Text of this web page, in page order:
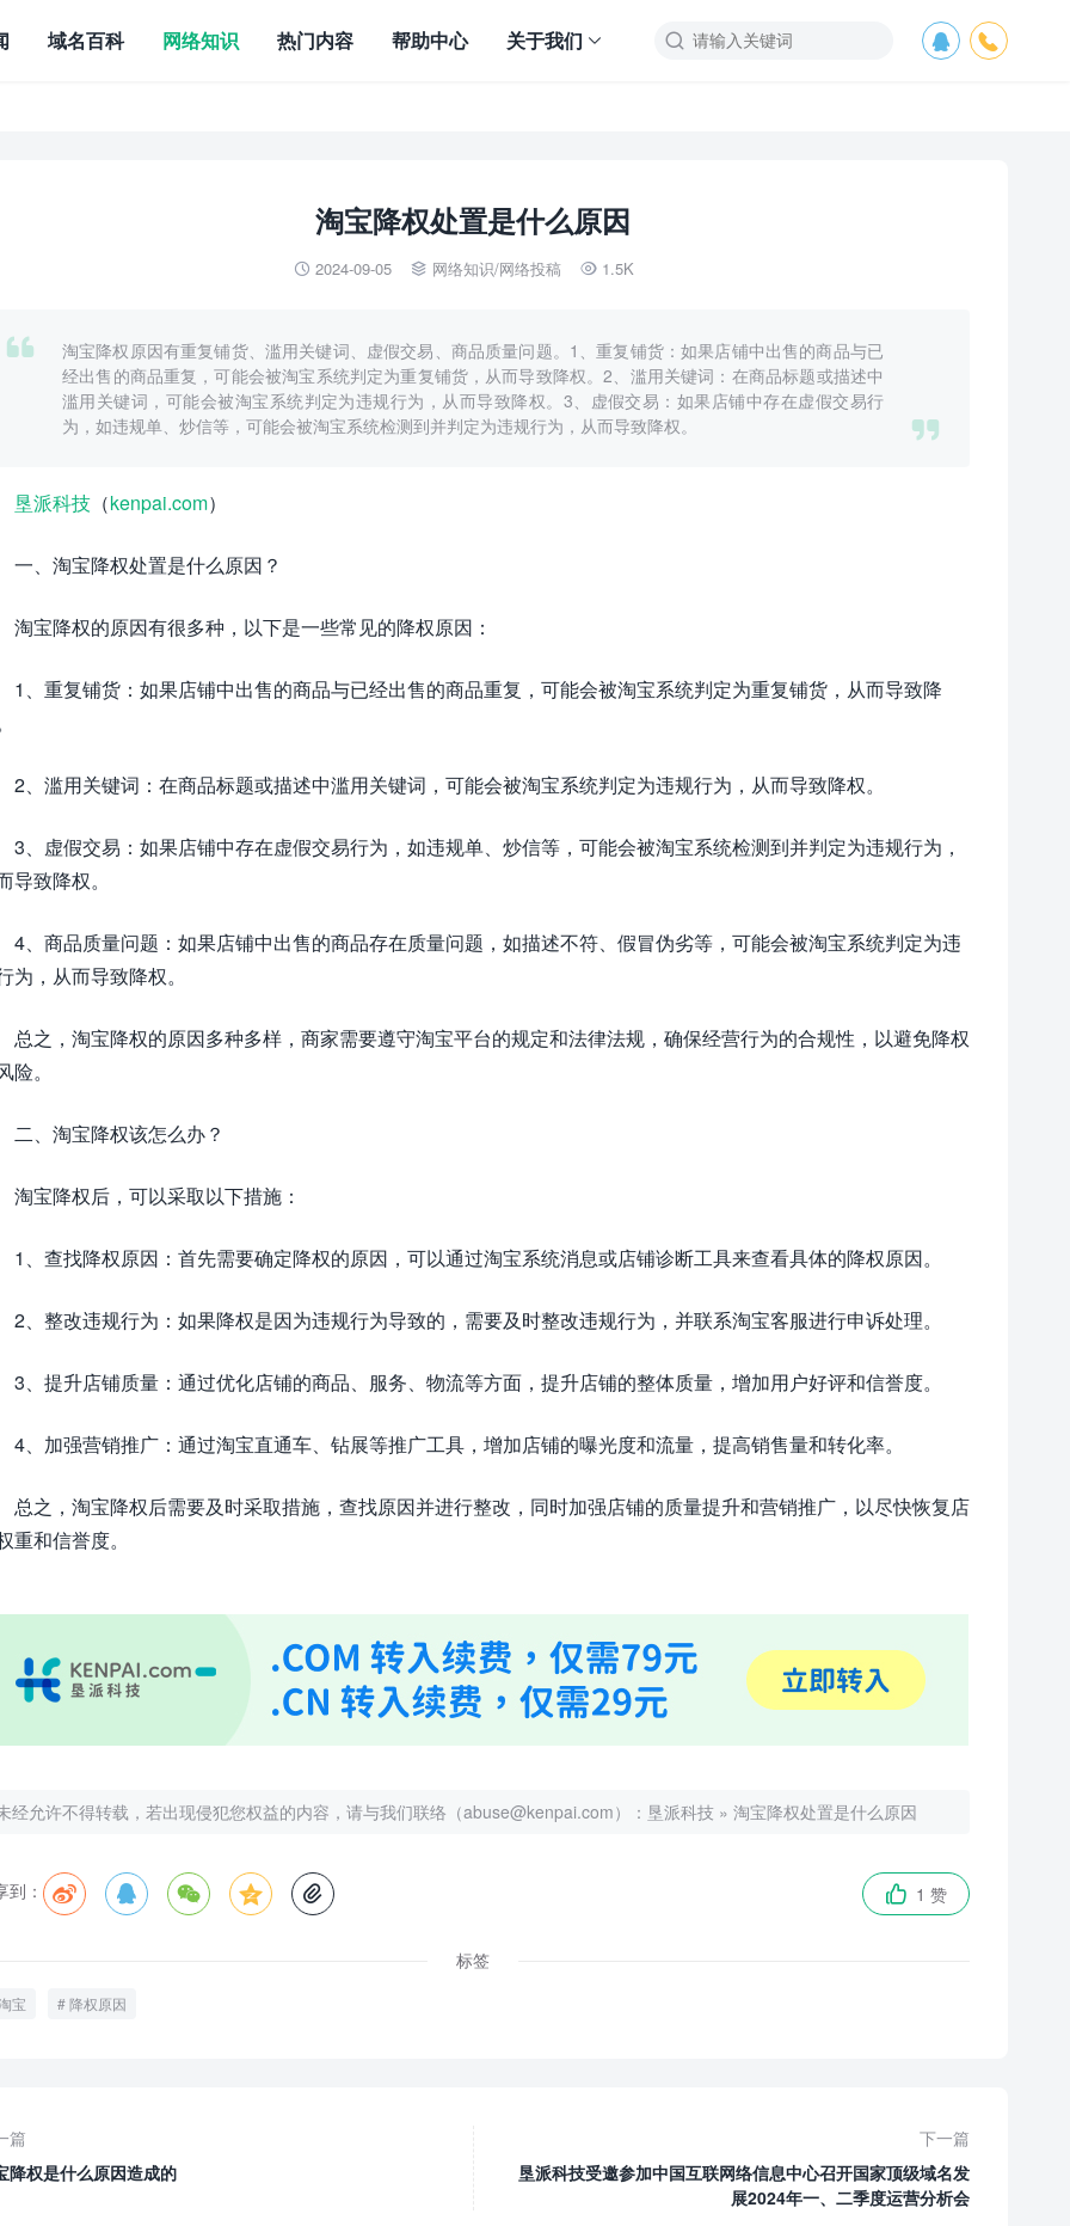
 

域名百科 网络知识 热门内容 帮助中心 关于我们
淘宝降权处置是什么原因
 2024-09-05  网络知识/网络投稿  1.5K


淘宝降权原因有重复铺货、滥用关键词、虚假交易、商品质量问题。1、重复铺货：如果店铺中出售的商品与已
经出售的商品重复，可能会被淘宝系统判定为重复铺货，从而导致降权。2、滥用关键词：在商品标题或描述中
滥用关键词，可能会被淘宝系统判定为违规行为，从而导致降权。3、虚假交易：如果店铺中存在虚假交易行
为，如违规单、炒信等，可能会被淘宝系统检测到并判定为违规行为，从而导致降权。
垦派科技 （kenpai.com）
一、淘宝降权处置是什么原因？
淘宝降权的原因有很多种，以下是一些常见的降权原因：
1、重复铺货：如果店铺中出售的商品与已经出售的商品重复，可能会被淘宝系统判定为重复铺货，从而导致降
2、滥用关键词：在商品标题或描述中滥用关键词，可能会被淘宝系统判定为违规行为，从而导致降权。
3、虚假交易：如果店铺中存在虚假交易行为，如违规单、炒信等，可能会被淘宝系统检测到并判定为违规行为，
导致降权。
4、商品质量问题：如果店铺中出售的商品存在质量问题，如描述不符、假冒伪劣等，可能会被淘宝系统判定为违
为，从而导致降权。
总之，淘宝降权的原因多种多样，商家需要遵守淘宝平台的规定和法律法规，确保经营行为的合规性，以避免降权
险。
二、淘宝降权该怎么办？
淘宝降权后，可以采取以下措施：
1、查找降权原因：首先需要确定降权的原因，可以通过淘宝系统消息或店铺诊断工具来查看具体的降权原因。
2、整改违规行为：如果降权是因为违规行为导致的，需要及时整改违规行为，并联系淘宝客服进行申诉处理。
3、提升店铺质量：通过优化店铺的商品、服务、物流等方面，提升店铺的整体质量，增加用户好评和信誉度。
4、加强营销推广：通过淘宝直通车、钻展等推广工具，增加店铺的曝光度和流量，提高销售量和转化率。
总之，淘宝降权后需要及时采取措施，查找原因并进行整改，同时加强店铺的质量提升和营销推广，以尽快恢复店
重和信誉度。
经允许不得转载，若出现侵犯您权益的内容，请与我们联络（abuse@kenpai.com）： 垦派科技 » 淘宝降权处置是什么原因
到：       1 赞
标签
宝 降权原因
篇
降权是什么原因造成的
下一篇
垦派科技受邀参加中国互联网络信息中心召开国家顶级域名发
展2024年一、二季度运营分析会